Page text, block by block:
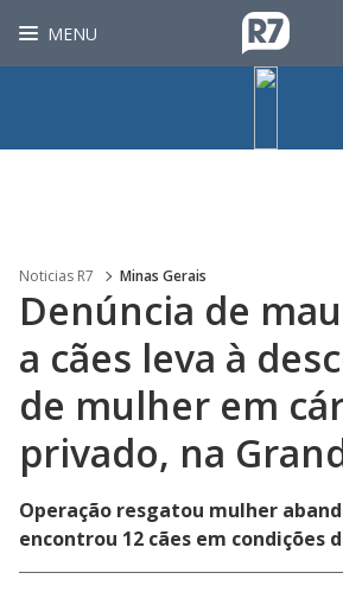
MENU
Noticias R7 Minas Gerais
Denúncia de
a cães leva à
de mulher em
privado, na
Operação resgatou mulher
encontrou 12 cães em condições